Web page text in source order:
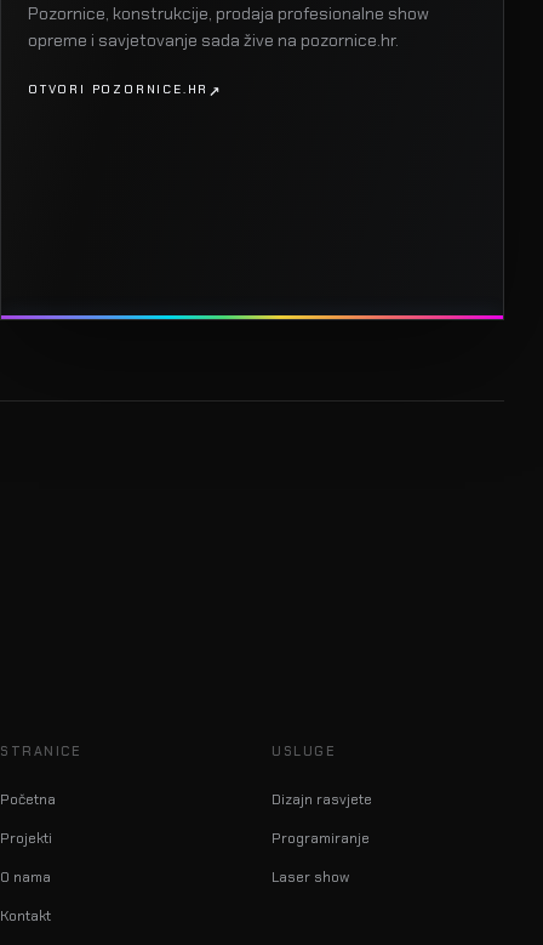
Pozornice, konstrukcije, prodaja profesionalne show
opreme i savjetovanje sada žive na pozornice.hr.
OTVORI POZORNICE.HR
STRANICE
Početna
Projekti
O nama
Kontakt
USLUGE
Dizajn rasvjete
Programiranje
Laser show